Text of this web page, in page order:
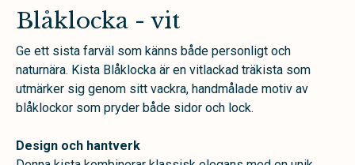
Blåklocka - vit
Ge ett sista farväl som känns både personligt och
naturnära. Kista Blåklocka är en vitlackad träkista som
utmärker sig genom sitt vackra, handmålade motiv av
blåklockor som pryder både sidor och lock.
Design och hantverk